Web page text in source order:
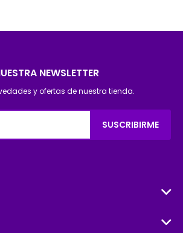
NEWSLETTER
y ofertas de nuestra tienda.
SUSCRIBIRME